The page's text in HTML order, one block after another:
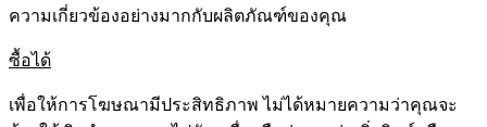
ความเกี่ยวข้องอย่างมากกับผลิตภัณฑ์ของคุณ
ซื้อได้
เพื่อให้การโฆษณามีประสิทธิภาพ ไม่ได้หมายความว่าคุณจะ